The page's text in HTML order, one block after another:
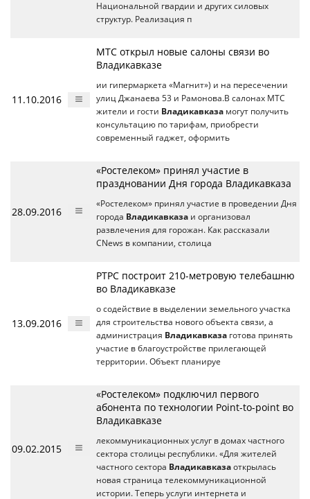
Национальной гвардии и других силовых
структур. Реализация п
11.10.2016
МТС открыл новые салоны связи во
Владикавказе
ии гипермаркета «Магнит») и на пересечении
улиц Джанаева 53 и Рамонова.В салонах МТС
жители и гости Владикавказа могут получить
консультацию по тарифам, приобрести
современный гаджет, оформить
28.09.2016
«Ростелеком» принял участие в
праздновании Дня города Владикавказа
«Ростелеком» принял участие в проведении Дня
города Владикавказа и организовал
развлечения для горожан. Как рассказали
CNews в компании, столица
13.09.2016
РТРС построит 210-метровую телебашню
во Владикавказе
о содействие в выделении земельного участка
для строительства нового объекта связи, а
администрация Владикавказа готова принять
участие в благоустройстве прилегающей
территории. Объект планируе
09.02.2015
«Ростелеком» подключил первого
абонента по технологии Point-to-point во
Владикавказе
лекоммуникационных услуг в домах частного
сектора столицы республики. «Для жителей
частного сектора Владикавказа открылась
новая страница телекоммуникационной
истории. Теперь услуги интернета и